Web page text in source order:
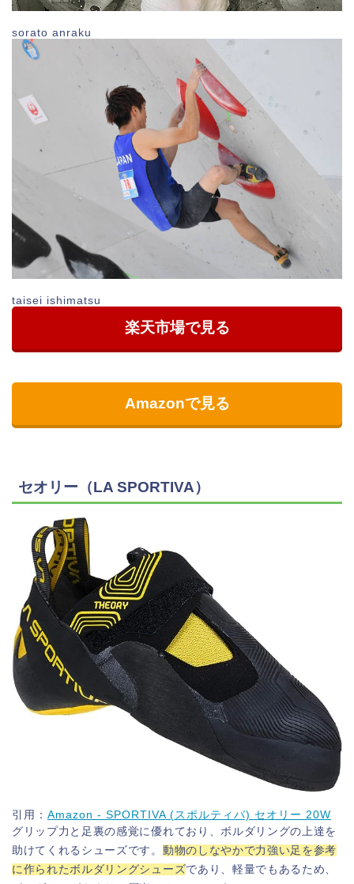
sorato anraku
taisei ishimatsu
楽天市場で見る
Amazonで見る
セオリー（LA SPORTIVA）
引用： Amazon - SPORTIVA (スポルティバ) セオリー 20W
グリップ力と足裏の感覚に優れており、ボルダリングの上達を
助けてくれるシューズです。 動物のしなやかで力強い足を参考
に作られたボルダリングシューズであり、軽量でもあるため、